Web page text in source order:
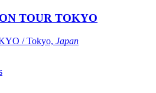
TOUR TOKYO
/ Tokyo, Japan